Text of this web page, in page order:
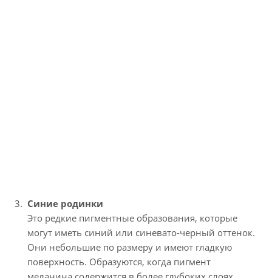
Синие родинки
Это редкие пигментные образования, которые
могут иметь синий или синевато-черный оттенок.
Они небольшие по размеру и имеют гладкую
поверхность. Образуются, когда пигмент